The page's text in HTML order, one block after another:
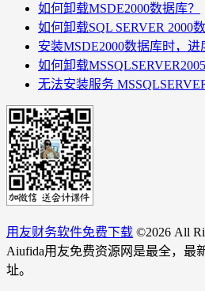
如何卸载MSDE2000数据库？
如何卸载SQL SERVER 2000数
安装MSDE2000数据库时，进
如何卸载
无法安装服务
用友财务软件免费下载 ©2026 All
Aiufida用友免费资源网是最全，最
址。